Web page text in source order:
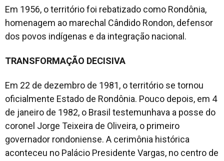
Em 1956, o território foi rebatizado como Rondônia,
homenagem ao marechal Cândido Rondon, defensor
dos povos indígenas e da integração nacional.
TRANSFORMAÇÃO DECISIVA
Em 22 de dezembro de 1981, o território se tornou
oficialmente Estado de Rondônia. Pouco depois, em 4
de janeiro de 1982, o Brasil testemunhava a posse do
coronel Jorge Teixeira de Oliveira, o primeiro
governador rondoniense. A cerimônia histórica
aconteceu no Palácio Presidente Vargas, no centro de